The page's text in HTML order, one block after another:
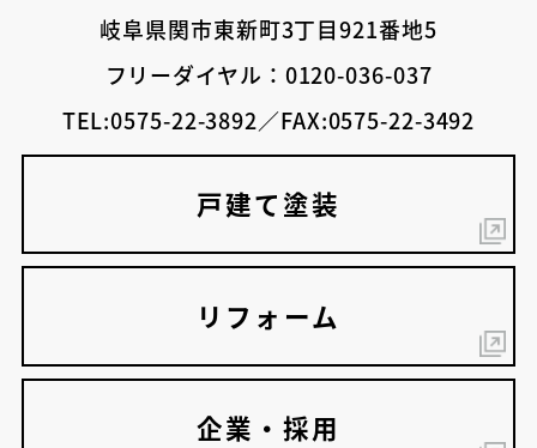
岐阜県関市東新町3丁目921番地5
フリーダイヤル：0120-036-037
TEL:0575-22-3892／FAX:0575-22-3492
戸建て塗装
リフォーム
企業・採用